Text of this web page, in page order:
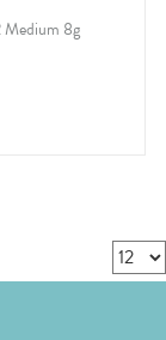
Medium 8g